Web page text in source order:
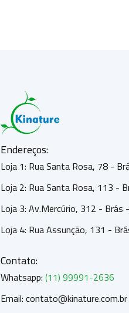
Endereços:
Loja 1: Rua Santa Rosa, 78 -
Loja 2: Rua Santa Rosa, 113 -
Loja 3: Av.Mercúrio, 312 -
Loja 4: Rua Assunção, 131 -
Contato:
Whatsapp:(11) 99991-2636
Email: contato@kinature.com.br